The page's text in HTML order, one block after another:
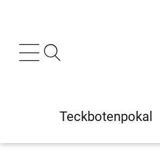
Teckbotenpokal